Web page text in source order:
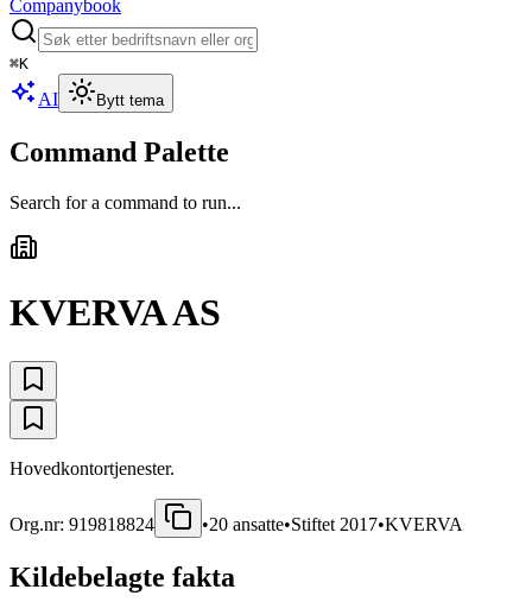
Companybook
⌘K
AI Bytt tema
Command Palette
Search for a command to run...
KVERVA AS
Hovedkontortjenester.
Org.nr: 919818824 •20 ansatte•Stiftet 2017•KVERVA
Kildebelagte fakta